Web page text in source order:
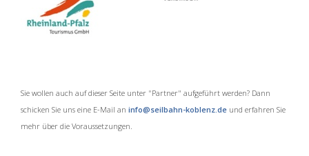
Sie wollen auch auf dieser Seite unter "Partner" aufgeführt werden? Dann
schicken Sie uns eine E-Mail an info@seilbahn-koblenz.de und erfahren Sie
mehr über die Voraussetzungen.